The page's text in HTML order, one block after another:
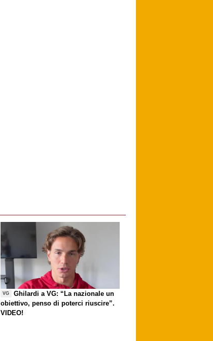
VG
Ghilardi a VG: “La nazionale un
obiettivo, penso di poterci riuscire”.
VIDEO!